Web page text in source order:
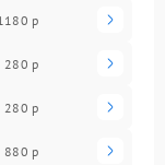
р
280 р
280 р
880 р